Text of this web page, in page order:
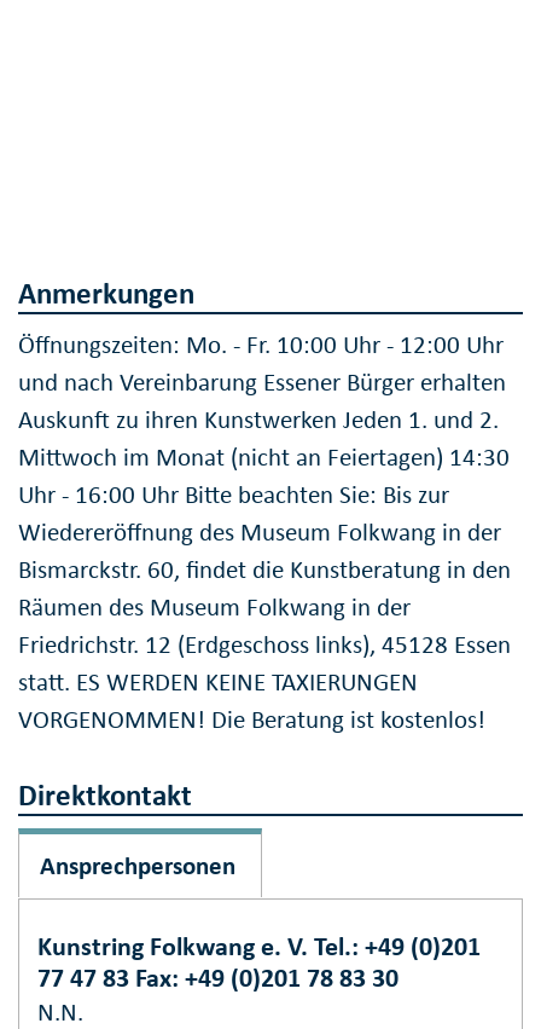
Anmerkungen
Öffnungszeiten: Mo. - Fr. 10:00 Uhr - 12:00 Uhr
und nach Vereinbarung Essener Bürger erhalten
Auskunft zu ihren Kunstwerken Jeden 1. und 2.
Mittwoch im Monat (nicht an Feiertagen) 14:30
Uhr - 16:00 Uhr Bitte beachten Sie: Bis zur
Wiedereröffnung des Museum Folkwang in der
Bismarckstr. 60, findet die Kunstberatung in den
Räumen des Museum Folkwang in der
Friedrichstr. 12 (Erdgeschoss links), 45128 Essen
statt. ES WERDEN KEINE TAXIERUNGEN
VORGENOMMEN! Die Beratung ist kostenlos!
Direktkontakt
Ansprechpersonen
Kunstring Folkwang e. V. Tel.: +49 (0)201
77 47 83 Fax: +49 (0)201 78 83 30
N.N.